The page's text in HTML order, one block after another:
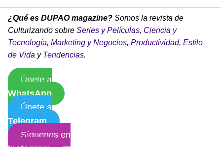
¿Qué es DUPAO magazine? Somos la revista de
Culturizando sobre Series y Películas, Ciencia y
Tecnología, Marketing y Negocios, Productividad, Estilo
de Vida y Tendencias.
Únete a
WhatsApp
Únete a
Telegram
Síguenos en